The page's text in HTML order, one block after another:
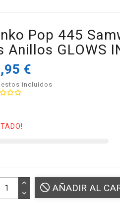
Pop 445
Anillos GLOWS
€
incluidos
AÑADIR AL